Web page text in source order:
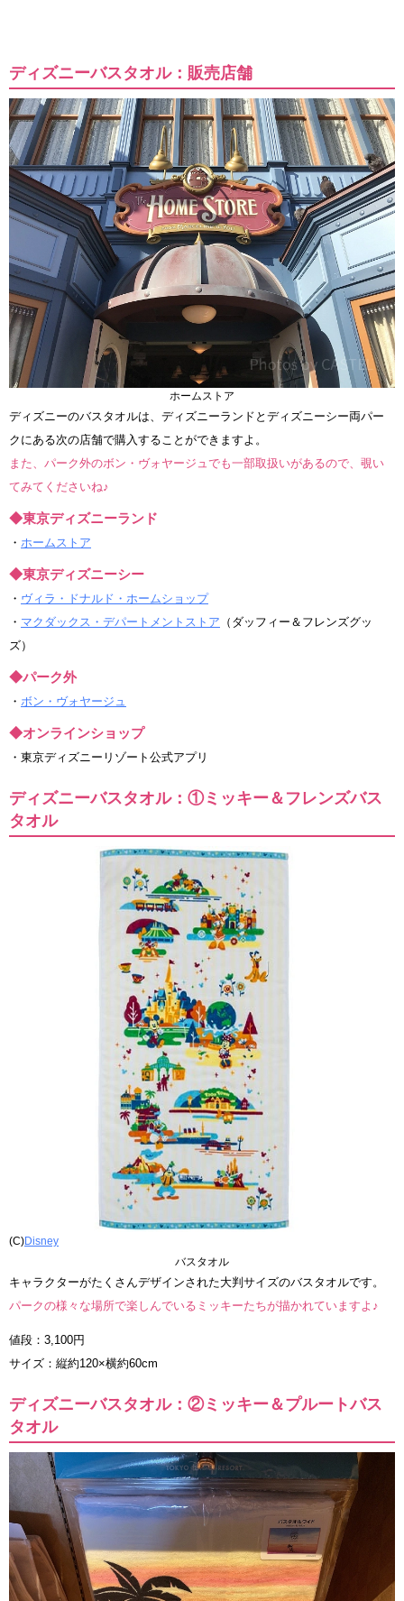
ディズニーバスタオル：販売店舗
ホームストア
ディズニーのバスタオルは、ディズニーランドとディズニーシー両パー
クにある次の店舗で購入することができますよ。
また、パーク外のボン・ヴォヤージュでも一部取扱いがあるので、覗い
てみてくださいね♪
◆東京ディズニーランド
・ ホームストア
◆東京ディズニーシー
・ ヴィラ・ドナルド・ホームショップ
・ マクダックス・デパートメントストア （ダッフィー＆フレンズグッ
ズ）
◆パーク外
・ ボン・ヴォヤージュ
◆オンラインショップ
・東京ディズニーリゾート公式アプリ
ディズニーバスタオル：①ミッキー＆フレンズバス
タオル
(C)Disney
バスタオル
キャラクターがたくさんデザインされた大判サイズのバスタオルです。
パークの様々な場所で楽しんでいるミッキーたちが描かれていますよ♪
値段：3,100円
サイズ：縦約120×横約60cm
ディズニーバスタオル：②ミッキー＆プルートバス
タオル